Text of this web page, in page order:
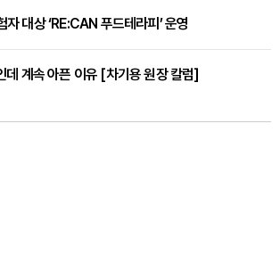
자 대상 ‘RE:CAN 푸드테라피’ 운영
데 계속 아픈 이유 [차기용 원장 칼럼]